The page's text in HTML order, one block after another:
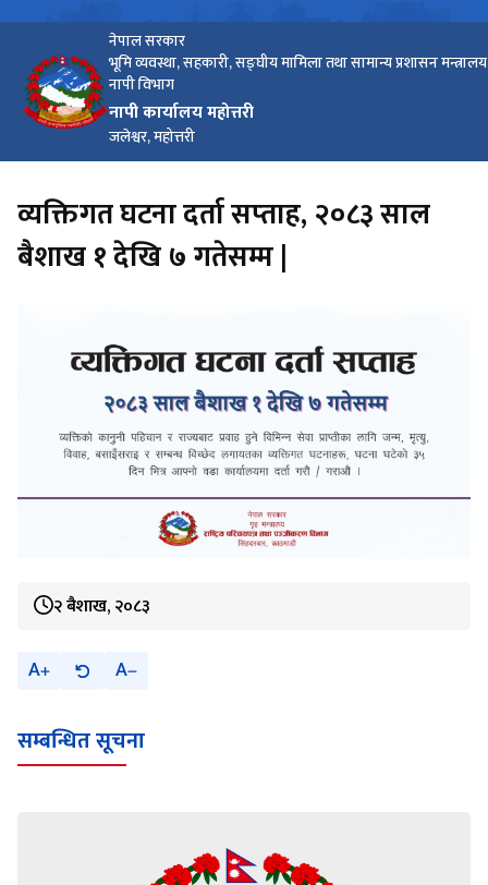
नेपाल सरकार
भूमि व्यवस्था, सहकारी, सङ्घीय मामिला तथा सामान्य प्रशासन मन्त्रालय
नापी विभाग
नापी कार्यालय महोत्तरी
जलेश्वर, महोत्तरी
व्यक्तिगत घटना दर्ता सप्‍ताह, २०८३ साल
बैशाख १ देखि ७ गतेसम्म |
२ बैशाख, २०८३
A A
सम्बन्धित सूचना